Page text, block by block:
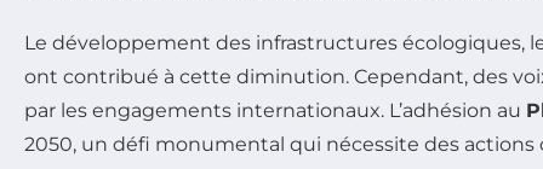
Le développement des infrastructures écologiques,
ont contribué à cette diminution. Cependant, des
par les engagements internationaux. L’adhésion au
2050, un défi monumental qui nécessite des